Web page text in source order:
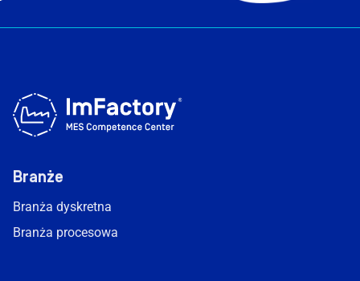
Branże
Branża dyskretna
Branża procesowa